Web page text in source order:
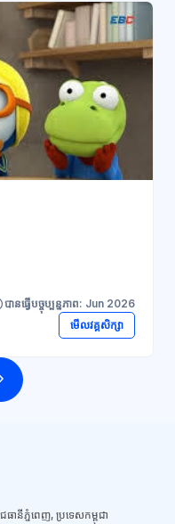
បានធ្វើបច្ចុប្បន្នភាព: Jun 2026
មើលវគ្គសិក្សា
នីភ្នំពេញ, ប្រទេសកម្ពុជា